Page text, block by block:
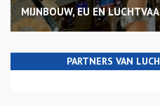
MIJNBOUW, EU EN
PARTNERS VAN